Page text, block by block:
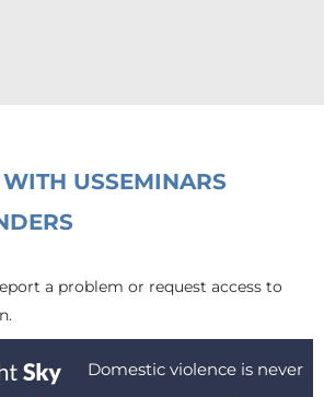
USSEMINARS
a problem or request access to
Domestic violence is never